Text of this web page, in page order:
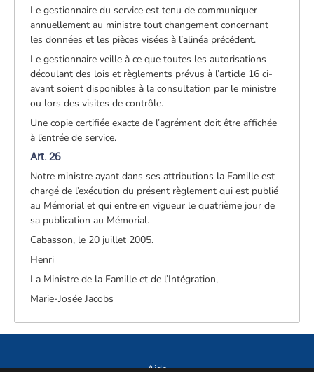
Le gestionnaire du service est tenu de communiquer
annuellement au ministre tout changement concernant
les données et les pièces visées à l’alinéa précédent.
Le gestionnaire veille à ce que toutes les autorisations
découlant des lois et règlements prévus à l’article 16 ci-
avant soient disponibles à la consultation par le ministre
ou lors des visites de contrôle.
Une copie certifiée exacte de l’agrément doit être affichée
à l’entrée de service.
Art. 26
Notre ministre ayant dans ses attributions la Famille est
chargé de l’exécution du présent règlement qui est publié
au Mémorial et qui entre en vigueur le quatrième jour de
sa publication au Mémorial.
Cabasson, le 20 juillet 2005.
Henri
La Ministre de la Famille et de l’Intégration,
Marie-Josée Jacobs
Aide